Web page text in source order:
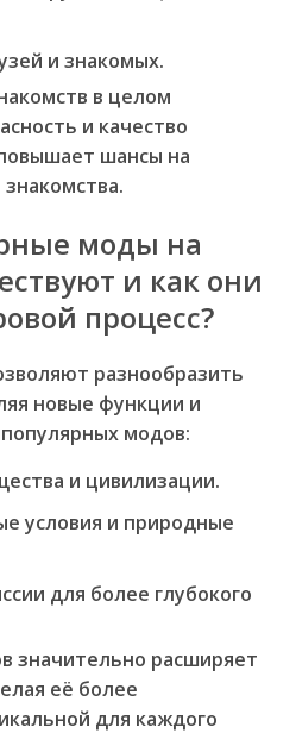
и знакомых.
в целом
и качество
шансы на
моды на
и как они
процесс?
разнообразить
новые функции и
модов:
и цивилизации.
условия и природные
для более глубокого
значительно расширяет
её более
для каждого